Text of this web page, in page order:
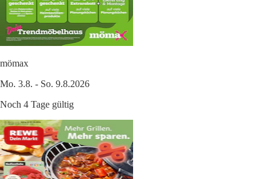
mömax
Mo. 3.8. - So. 9.8.2026
Noch 4 Tage gültig